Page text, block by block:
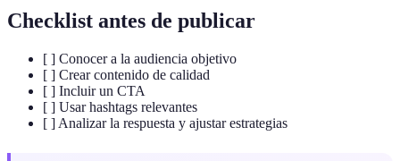
Checklist antes de publicar
[ ] Conocer a la audiencia objetivo
[ ] Crear contenido de calidad
[ ] Incluir un CTA
[ ] Usar hashtags relevantes
[ ] Analizar la respuesta y ajustar estrategias